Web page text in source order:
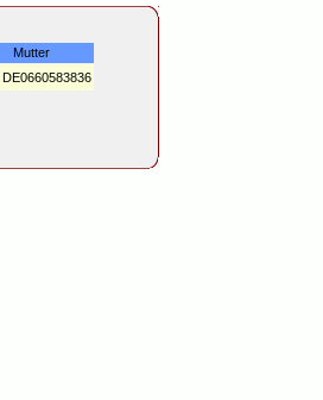
Mutter
DE0660583836